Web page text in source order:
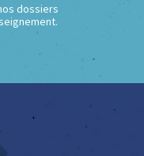
dossiers